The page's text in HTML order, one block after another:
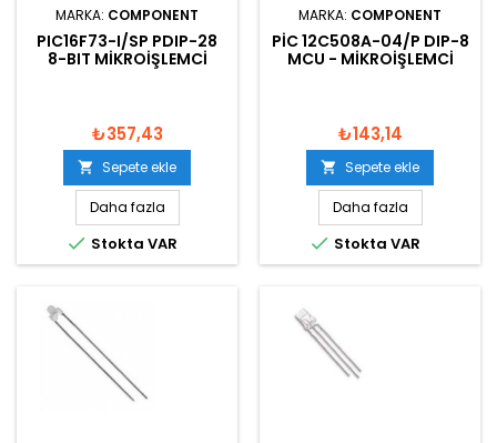
MARKA: COMPONENT
PIC16F73-I/SP PDIP-28
8-BIT MIKROIŞLEMCI
₺357,43
 Sepete ekle
Daha fazla
 Stokta VAR
MARKA: COMPONENT
PIC 12C508A-04/P DIP-8
MCU - MIKROIŞLEMCI
₺143,14
 Sepete ekle
Daha fazla
 Stokta VAR